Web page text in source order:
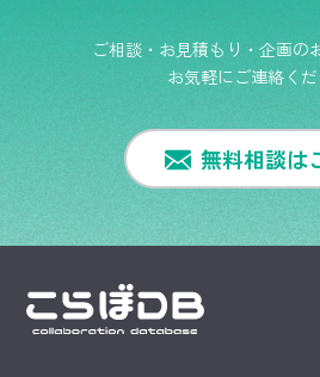
ご相談・お見積もり・企画の
お気軽にご連絡くだ
無料相談は